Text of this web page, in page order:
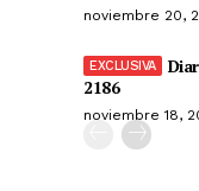
noviembre 20,
2186
noviembre 18,